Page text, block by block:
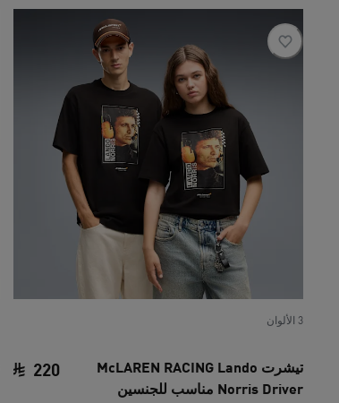
3 الألوان
تيشرت McLAREN RACING Lando
Norris Driver مناسب للجنسين
220